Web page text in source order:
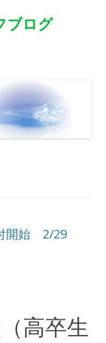
ブログ
開始 2/29
高卒生